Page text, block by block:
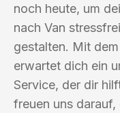
noch heute, um
nach Van
gestalten. Mit
erwartet dich ein
Service, der dir
freuen uns